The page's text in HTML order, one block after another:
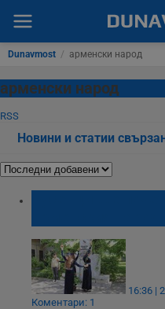
Dunavmost / арменски народ
арменски народ
RSS
Новини и статии
16:36 |
Коментари: 1